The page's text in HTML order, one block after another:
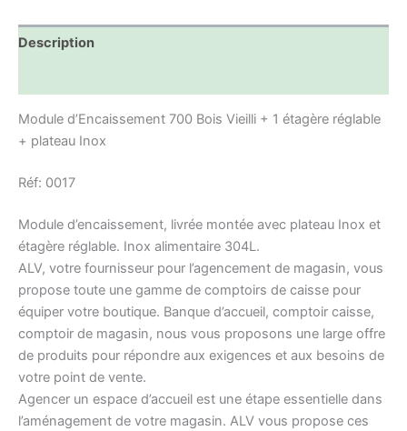
Description
Module d’Encaissement 700 Bois Vieilli + 1 étagère réglable
+ plateau Inox
Réf: 0017
Module d’encaissement, livrée montée avec plateau Inox et
étagère réglable. Inox alimentaire 304L.
ALV, votre fournisseur pour l’agencement de magasin, vous
propose toute une gamme de comptoirs de caisse pour
équiper votre boutique. Banque d’accueil, comptoir caisse,
comptoir de magasin, nous vous proposons une large offre
de produits pour répondre aux exigences et aux besoins de
votre point de vente.
Agencer un espace d’accueil est une étape essentielle dans
l’aménagement de votre magasin. ALV vous propose ces